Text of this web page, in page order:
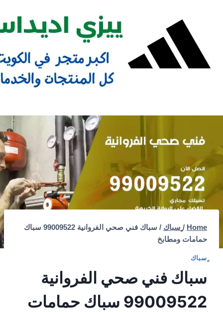
content
Home
/ ٍسباك /
سباك فني صحي الفروانية 99009522 سباك
حمامات ومطابخ
ٍسباك
سباك فني صحي الفروانية
99009522 سباك حمامات